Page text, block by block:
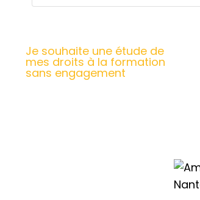
Je souhaite une étude de
mes droits à la formation
sans engagement